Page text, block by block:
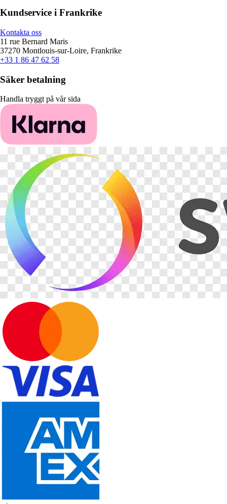
Kundservice i Frankrike
Kontakta oss
11 rue Bernard Maris
37270 Montlouis-sur-Loire, Frankrike
+33 1 86 47 62 58
Säker betalning
Handla tryggt på vår sida